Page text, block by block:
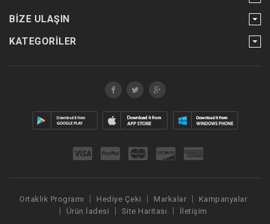
BIZE ULAŞIN
KATEGORILER
Ortaklık Programı Hediye Çeki Markalar
Kampanyalar
Ürün İadesi
Site Haritası İletişim